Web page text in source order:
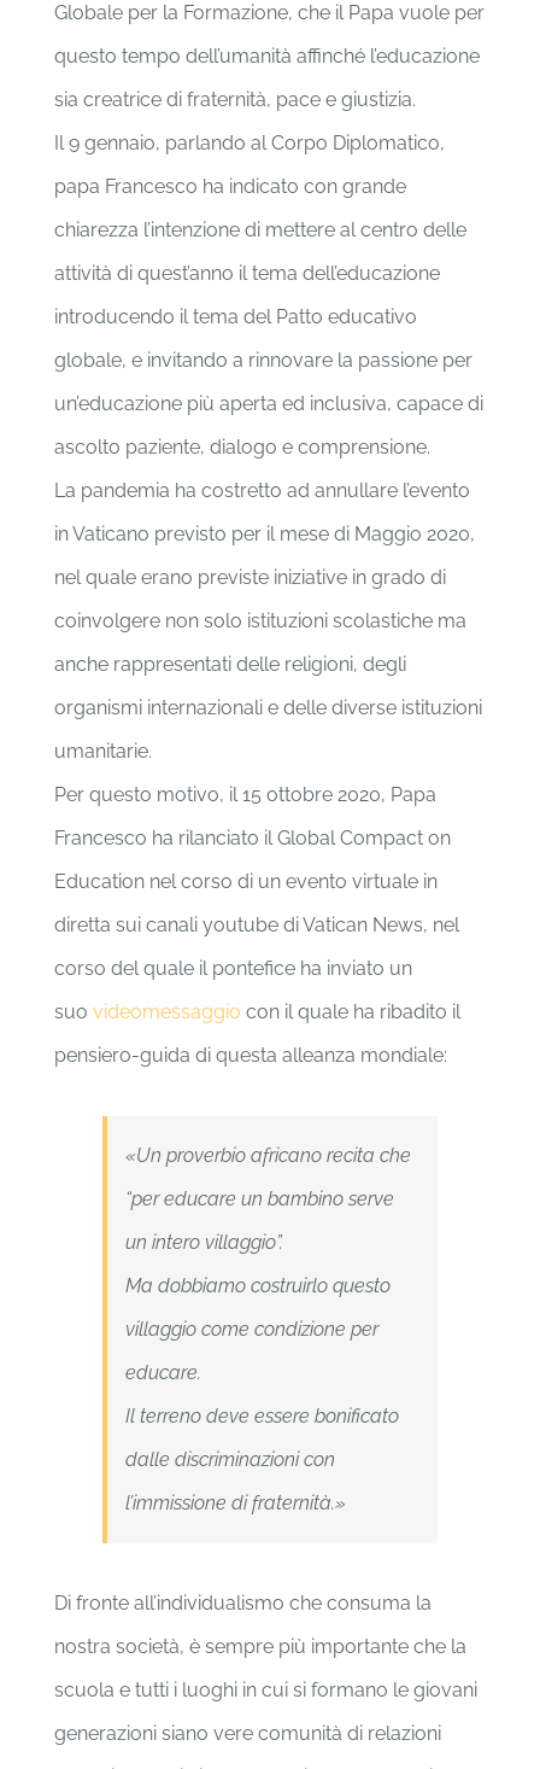
Globale per la Formazione, che il Papa vuole per
questo tempo dell’umanità affinché l’educazione
sia creatrice di fraternità, pace e giustizia.
Il 9 gennaio, parlando al Corpo Diplomatico,
papa Francesco ha indicato con grande
chiarezza l’intenzione di mettere al centro delle
attività di quest’anno il tema dell’educazione
introducendo il tema del Patto educativo
globale, e invitando a rinnovare la passione per
un’educazione più aperta ed inclusiva, capace di
ascolto paziente, dialogo e comprensione.
La pandemia ha costretto ad annullare l’evento
in Vaticano previsto per il mese di Maggio 2020,
nel quale erano previste iniziative in grado di
coinvolgere non solo istituzioni scolastiche ma
anche rappresentati delle religioni, degli
organismi internazionali e delle diverse istituzioni
umanitarie.
Per questo motivo, il 15 ottobre 2020, Papa
Francesco ha rilanciato il Global Compact on
Education nel corso di un evento virtuale in
diretta sui canali youtube di Vatican News, nel
corso del quale il pontefice ha inviato un
suo videomessaggio con il quale ha ribadito il
pensiero-guida di questa alleanza mondiale:
«Un proverbio africano recita che
“per educare un bambino serve
un intero villaggio”.
Ma dobbiamo costruirlo questo
villaggio come condizione per
educare.
Il terreno deve essere bonificato
dalle discriminazioni con
l’immissione di fraternità.»
Di fronte all’individualismo che consuma la
nostra società, è sempre più importante che la
scuola e tutti i luoghi in cui si formano le giovani
generazioni siano vere comunità di relazioni